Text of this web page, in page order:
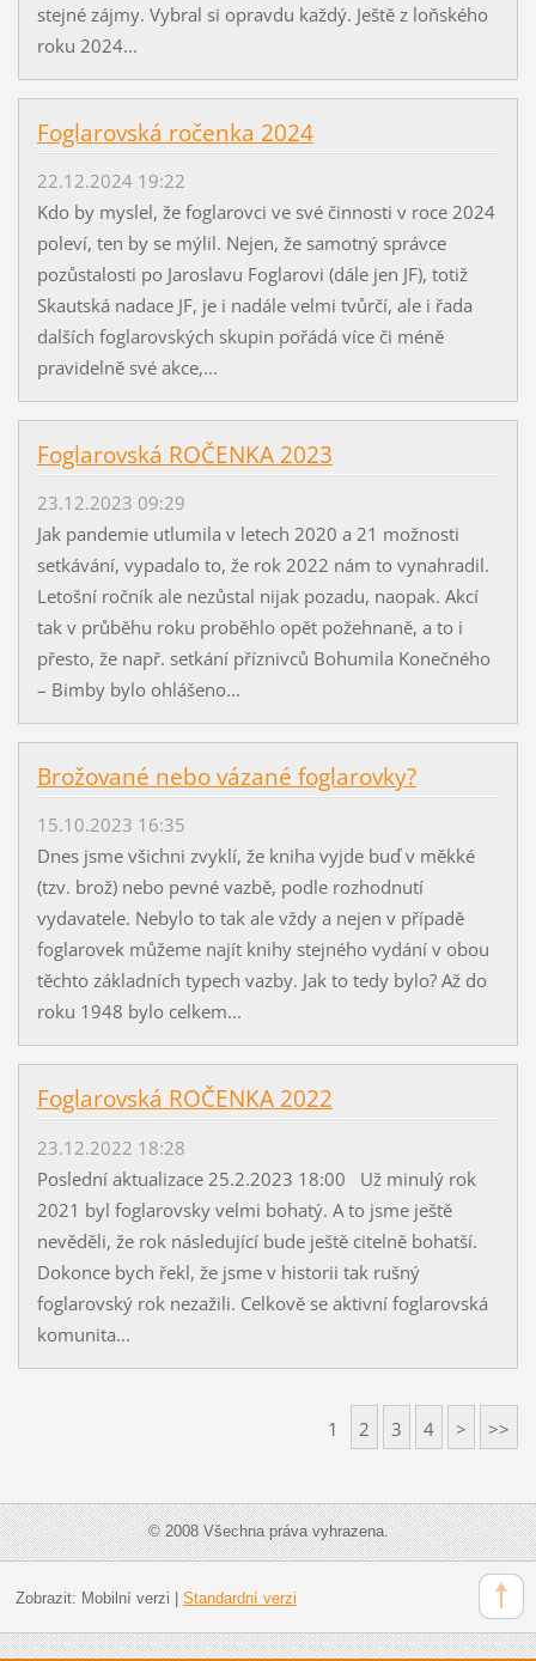
stejné zájmy. Vybral si opravdu každý. Ještě z loňského
roku 2024...
Foglarovská ročenka 2024
22.12.2024 19:22
Kdo by myslel, že foglarovci ve své činnosti v roce 2024
poleví, ten by se mýlil. Nejen, že samotný správce
pozůstalosti po Jaroslavu Foglarovi (dále jen JF), totiž
Skautská nadace JF, je i nadále velmi tvůrčí, ale i řada
dalších foglarovských skupin pořádá více či méně
pravidelně své akce,...
Foglarovská ROČENKA 2023
23.12.2023 09:29
Jak pandemie utlumila v letech 2020 a 21 možnosti
setkávání, vypadalo to, že rok 2022 nám to vynahradil.
Letošní ročník ale nezůstal nijak pozadu, naopak. Akcí
tak v průběhu roku proběhlo opět požehnaně, a to i
přesto, že např. setkání příznivců Bohumila Konečného
– Bimby bylo ohlášeno...
Brožované nebo vázané foglarovky?
15.10.2023 16:35
Dnes jsme všichni zvyklí, že kniha vyjde buď v měkké
(tzv. brož) nebo pevné vazbě, podle rozhodnutí
vydavatele. Nebylo to tak ale vždy a nejen v případě
foglarovek můžeme najít knihy stejného vydání v obou
těchto základních typech vazby. Jak to tedy bylo? Až do
roku 1948 bylo celkem...
Foglarovská ROČENKA 2022
23.12.2022 18:28
Poslední aktualizace 25.2.2023 18:00 Už minulý rok
2021 byl foglarovsky velmi bohatý. A to jsme ještě
nevěděli, že rok následující bude ještě citelně bohatší.
Dokonce bych řekl, že jsme v historii tak rušný
foglarovský rok nezažili. Celkově se aktivní foglarovská
komunita...
1 2 3 4 > >>
© 2008 Všechna práva vyhrazena.
Zobrazit: Mobilní verzi Standardní verzi